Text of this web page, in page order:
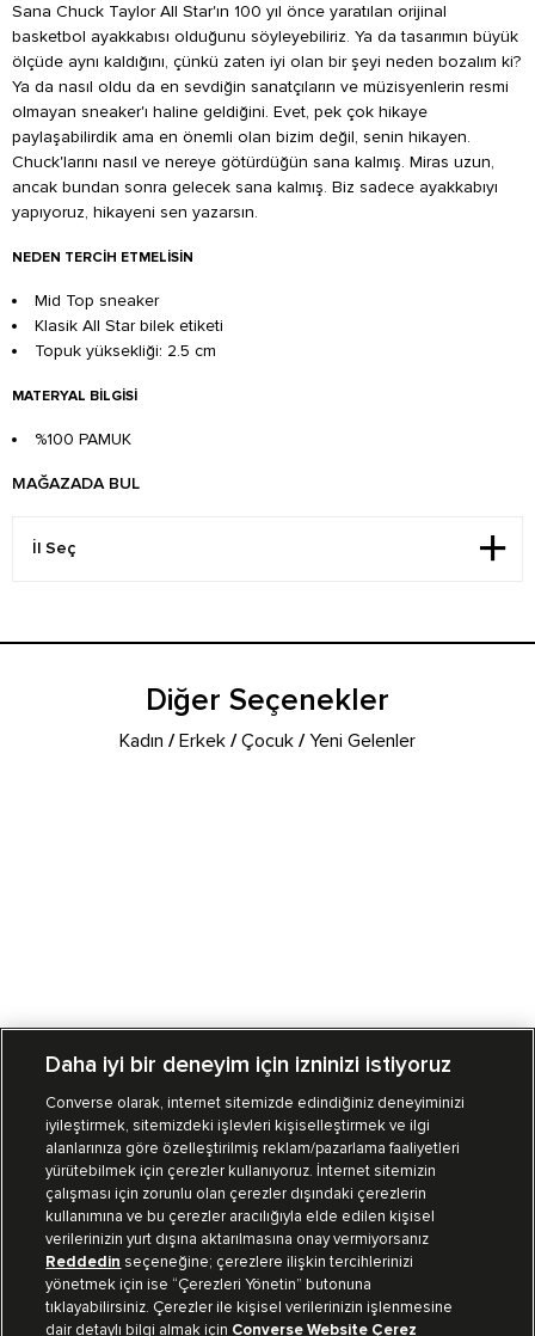
Sana Chuck Taylor All Star'ın 100 yıl önce yaratılan orijinal
basketbol ayakkabısı olduğunu söyleyebiliriz. Ya da tasarımın büyük
ölçüde aynı kaldığını, çünkü zaten iyi olan bir şeyi neden bozalım ki?
Ya da nasıl oldu da en sevdiğin sanatçıların ve müzisyenlerin resmi
olmayan sneaker'ı haline geldiğini. Evet, pek çok hikaye
paylaşabilirdik ama en önemli olan bizim değil, senin hikayen.
Chuck'larını nasıl ve nereye götürdüğün sana kalmış. Miras uzun,
ancak bundan sonra gelecek sana kalmış. Biz sadece ayakkabıyı
yapıyoruz, hikayeni sen yazarsın.
NEDEN TERCIH ETMELISIN
Mid Top sneaker
Klasik All Star bilek etiketi
Topuk yüksekliği: 2.5 cm
MATERYAL BILGISI
%100 PAMUK
MAĞAZADA BUL
Diğer Seçenekler
Kadın /Erkek /Çocuk /Yeni Gelenler
Mağazalarımız Sipariş Takibi
Müşteri İlişkileri
Koleksiyon
Kurumsal
Daha iyi bir deneyim için izninizi istiyoruz
Converse olarak, internet sitemizde edindiğiniz deneyiminizi
iyileştirmek, sitemizdeki işlevleri kişiselleştirmek ve ilgi
alanlarınıza göre özelleştirilmiş reklam/pazarlama faaliyetleri
yürütebilmek için çerezler kullanıyoruz. İnternet sitemizin
çalışması için zorunlu olan çerezler dışındaki çerezlerin
kullanımına ve bu çerezler aracılığıyla elde edilen kişisel
verilerinizin yurt dışına aktarılmasına onay vermiyorsanız
Reddedin seçeneğine; çerezlere ilişkin tercihlerinizi
yönetmek için ise “Çerezleri Yönetin” butonuna
tıklayabilirsiniz. Çerezler ile kişisel verilerinizin işlenmesine
dair detaylı bilgi almak için Converse Website Çerez